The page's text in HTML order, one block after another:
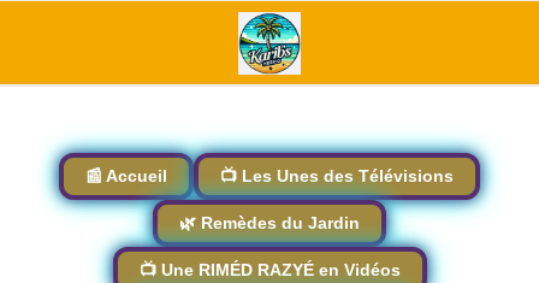
📰 Accueil 📺 Les Unes des Télévisions
🌿 Remèdes du Jardin
📺 Une RIMÉD RAZYÉ en Vidéos